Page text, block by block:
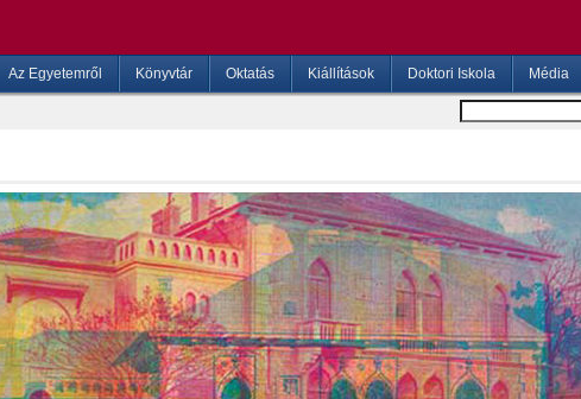
Az Egyetemről Könyvtár Oktatás Kiállítások Doktori Iskola Média